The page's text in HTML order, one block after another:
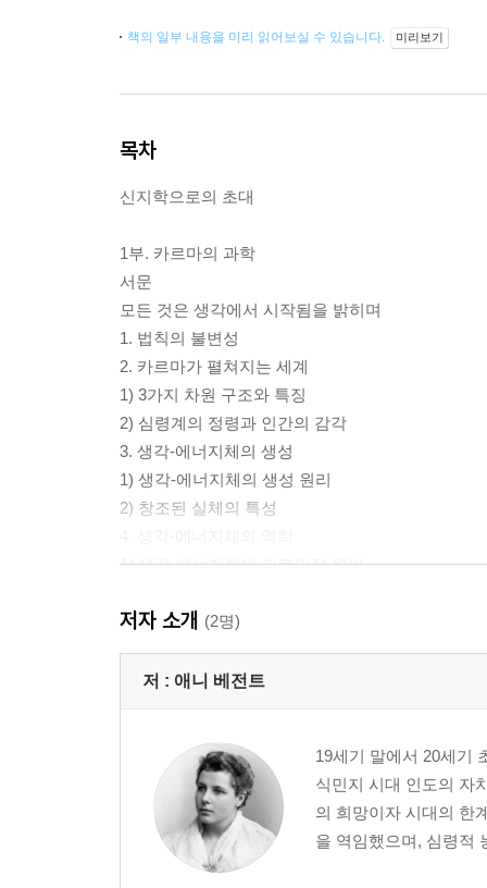
책의 일부 내용을 미리 읽어보실 수 있습니다. 미리보기
목차
신지학으로의 초대
1부. 카르마의 과학
서문
모든 것은 생각에서 시작됨을 밝히며
1. 법칙의 불변성
2. 카르마가 펼쳐지는 세계
1) 3가지 차원 구조와 특징
2) 심령계의 정령과 인간의 감각
3. 생각-에너지체의 생성
1) 생각-에너지체의 생성 원리
2) 창조된 실체의 특성
1) 생각-에너지체의 카르마적 원리
3) 집단 생각 에너지체와 그 결과
5. 카르마 형성의 원리
1) 생애 주기와 카르마
4) 아카샤 기록과 완전한 책임
6. 생각이 카르마(운명)가 되는 과정
1) 카르마의 주체로서의 자아
2) 정신적 이미지의 생성과 사후 정화 과정
3) 카르마의 재발현과 다음 생의 설계
저자 소개 (2명)
저 : 애니 베전트
19세기 말에서 20세기
식민지 시대 인도의 자
의 희망이자 시대의 한
을 역임했으며, 심령적